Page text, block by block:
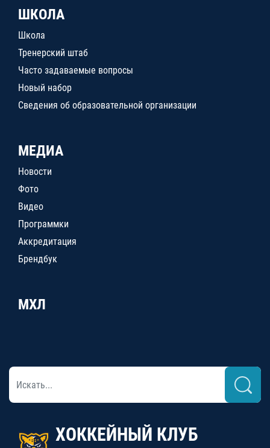
ШКОЛА
Школа
Тренерский штаб
Часто задаваемые вопросы
Новый набор
Сведения об образовательной организации
МЕДИА
Новости
Фото
Видео
Программки
Аккредитация
Брендбук
МХЛ
ХОККЕЙНЫЙ КЛУБ